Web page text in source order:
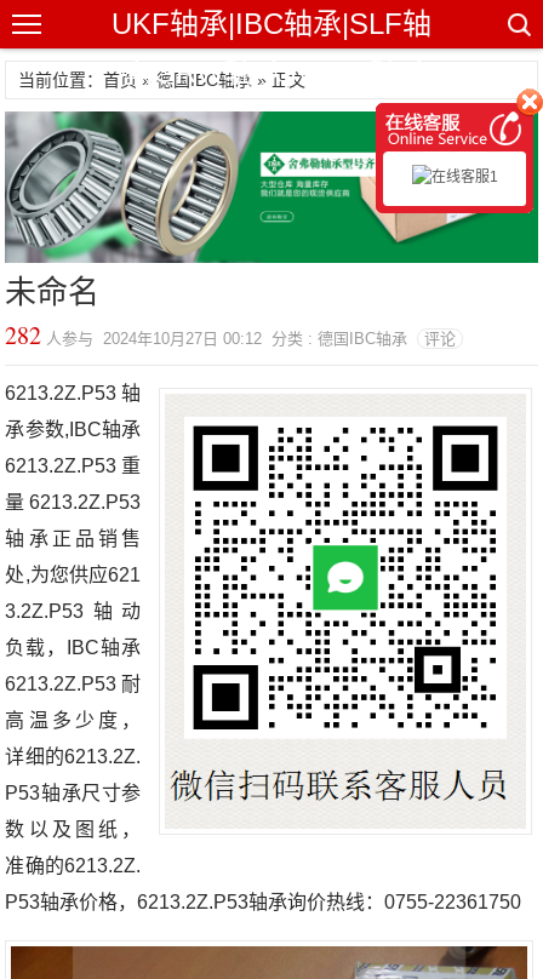
UKF轴承|IBC轴承|SLF轴
承|GRW轴承|NHBB轴承
当前位置：首页 »德国IBC轴承 » 正文
未命名
282 人参与 2024年10月27日 00:12 分类 : 德国IBC轴承 评论
6213.2Z.P53轴
承参数,IBC轴承
6213.2Z.P53重
量6213.2Z.P53
轴承正品销售
处,为您供应621
3.2Z.P53轴动
负载，IBC轴承
6213.2Z.P53耐
高温多少度，
详细的6213.2Z.
P53轴承尺寸参
数以及图纸，
准确的6213.2Z.
P53轴承价格，6213.2Z.P53轴承询价热线：0755-22361750